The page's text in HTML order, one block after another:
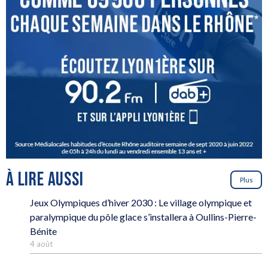
À LIRE AUSSI Plus
Jeux Olympiques d’hiver 2030 : Le village olympique et
paralympique du pôle glace s’installera à Oullins-Pierre-
Bénite
4 août